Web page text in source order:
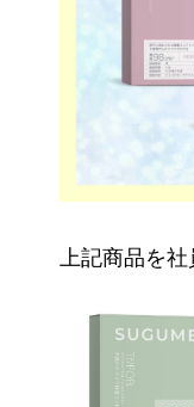
上記商品を社